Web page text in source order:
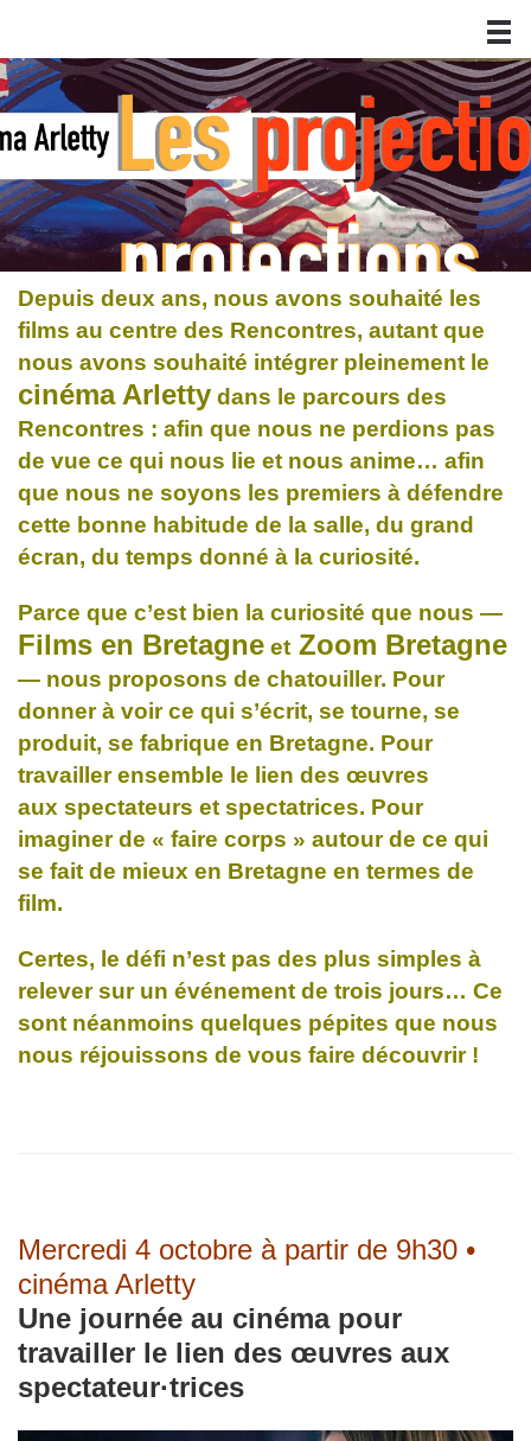
Depuis deux ans, nous avons souhaité les
films au centre des Rencontres, autant que
nous avons souhaité intégrer pleinement le
cinéma Arletty dans le parcours des
Rencontres : afin que nous ne perdions pas
de vue ce qui nous lie et nous anime… afin
que nous ne soyons les premiers à défendre
cette bonne habitude de la salle, du grand
écran, du temps donné à la curiosité.
Parce que c’est bien la curiosité que nous —
Films en Bretagne et Zoom Bretagne
— nous proposons de chatouiller. Pour
donner à voir ce qui s’écrit, se tourne, se
produit, se fabrique en Bretagne. Pour
travailler ensemble le lien des œuvres
aux spectateurs et spectatrices. Pour
imaginer de « faire corps » autour de ce qui
se fait de mieux en Bretagne en termes de
film.
Certes, le défi n’est pas des plus simples à
relever sur un événement de trois jours… Ce
sont néanmoins quelques pépites que nous
nous réjouissons de vous faire découvrir !
Mercredi 4 octobre à partir de 9h30 •
cinéma Arletty
Une journée au cinéma pour
travailler le lien des œuvres aux
spectateur·trices